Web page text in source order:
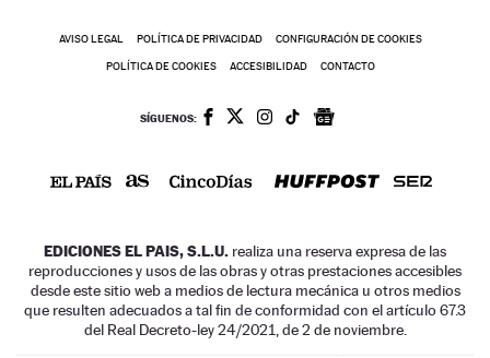
AVISO LEGAL POLÍTICA DE PRIVACIDAD CONFIGURACIÓN DE COOKIES
POLÍTICA DE COOKIES ACCESIBILIDAD CONTACTO
SÍGUENOS:
EDICIONES EL PAIS, S.L.U. realiza una reserva expresa de las
reproducciones y usos de las obras y otras prestaciones accesibles
desde este sitio web a medios de lectura mecánica u otros medios
que resulten adecuados a tal fin de conformidad con el artículo 67.3
del Real Decreto-ley 24/2021, de 2 de noviembre.